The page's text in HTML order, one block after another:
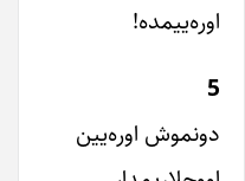
اوره‌ییمده!
5
دونموش اوره‌یین